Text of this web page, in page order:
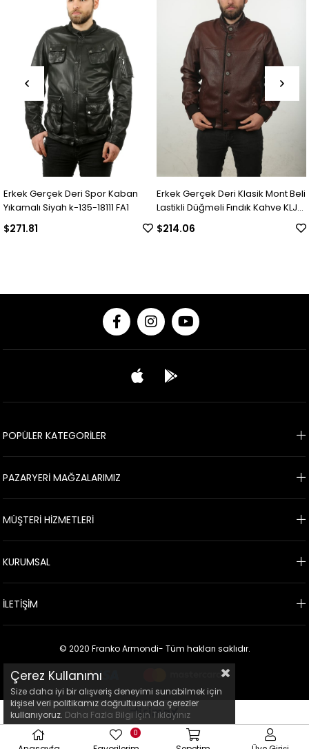
Gerçek Deri Spor Kaban
Yıkamalı Siyah k-135-18111 FA1
Erkek Gerçek Deri Klasik Mont Beli
Lastikli Düğmeli Fındık Kahve KLJ-
915-18151 FA1
$214.06
POPÜLER KATEGORİLER
PAZARYERİ MAĞZALARIMIZ
MÜŞTERİ HİZMETLERİ
KURUMSAL
İLETİŞİM
© 2020 Franko Armondi- Tüm hakları saklıdır.
Çerez Kullanımı
Size daha iyi bir alışveriş deneyimi sunabilmek için
kişisel veri politikamız doğrultusunda çerezler
kullanıyoruz. Daha Fazla Bilgi İçin Tıklayınız
0